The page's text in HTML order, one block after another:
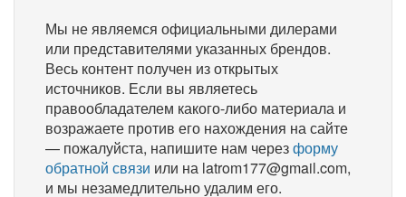
Мы не являемся официальными дилерами
или представителями указанных брендов.
Весь контент получен из открытых
источников. Если вы являетесь
правообладателем какого-либо материала и
возражаете против его нахождения на сайте
— пожалуйста, напишите нам черезформу
обратной связи или на latrom177@gmail.com,
и мы незамедлительно удалим его.